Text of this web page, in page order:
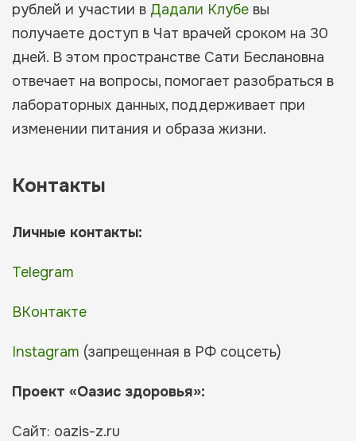
рублей и участии в Дадали Клубе вы
получаете доступ в Чат врачей сроком на 30
дней. В этом пространстве Сати Беслановна
отвечает на вопросы, помогает разобраться в
лабораторных данных, поддерживает при
изменении питания и образа жизни.
Контакты
Личные контакты:
Telegram
ВКонтакте
Instagram (запрещенная в РФ соцсеть)
Проект «Оазис здоровья»:
Сайт: oazis-z.ru